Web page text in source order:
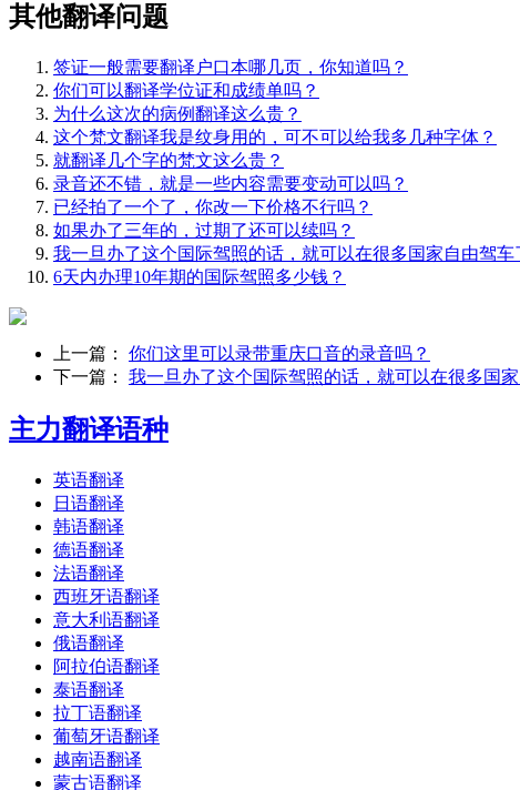
其他翻译问题
签证一般需要翻译户口本哪几页，你知道吗？
你们可以翻译学位证和成绩单吗？
为什么这次的病例翻译这么贵？
这个梵文翻译我是纹身用的，可不可以给我多几种字体？
就翻译几个字的梵文这么贵？
录音还不错，就是一些内容需要变动可以吗？
已经拍了一个了，你改一下价格不行吗？
如果办了三年的，过期了还可以续吗？
我一旦办了这个国际驾照的话，就可以在很多国家自由驾车
6天内办理10年期的国际驾照多少钱？
上一篇： 你们这里可以录带重庆口音的录音吗？
下一篇： 我一旦办了这个国际驾照的话，就可以在很多国
主力翻译语种
英语翻译
日语翻译
韩语翻译
德语翻译
法语翻译
西班牙语翻译
意大利语翻译
俄语翻译
阿拉伯语翻译
泰语翻译
拉丁语翻译
葡萄牙语翻译
越南语翻译
蒙古语翻译